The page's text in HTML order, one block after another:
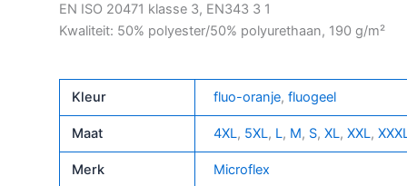
EN ISO 20471 klasse 3, EN343 3 1
Kwaliteit: 50% polyester/50% polyurethaan, 190 g/m²
Kleur fluo-oranje, fluogeel
Maat 4XL, 5XL, L, M, S, XL, XXL,
Merk Microflex